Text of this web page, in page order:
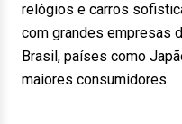
relógios e carros
com grandes empresas
Brasil, países como
maiores consumidores.